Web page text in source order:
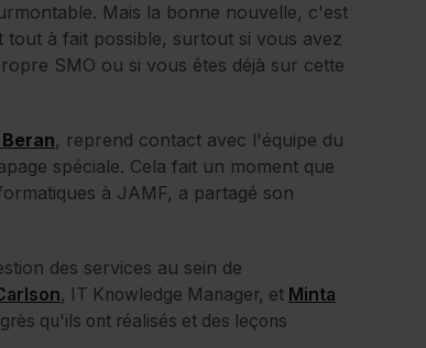
Mais la bonne nouvelle, c'est
à fait possible, surtout si vous avez
SMO ou si vous êtes déjà sur cette
, reprend contact avec l'équipe du
spéciale. Cela fait un moment que
à JAMF, a partagé son
des services au sein de
, IT Knowledge Manager, et Minta
qu'ils ont réalisés et des leçons